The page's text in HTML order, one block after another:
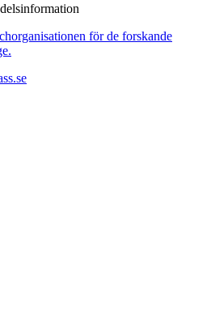
för de forskande